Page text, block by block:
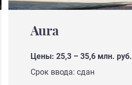
Aura
Цены: 25,3 – 35,6 млн. руб.
Срок ввода: сдан